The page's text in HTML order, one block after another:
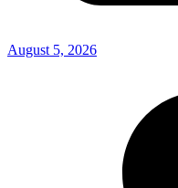
August 5, 2026